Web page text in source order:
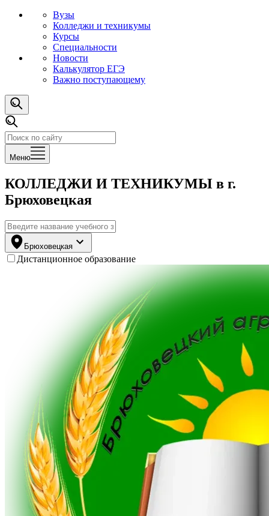
Вузы
Колледжи и техникумы
Курсы
Специальности
Новости
Калькулятор ЕГЭ
Важно поступающему
Меню
КОЛЛЕДЖИ И ТЕХНИКУМЫ в г.
Брюховецкая
Брюховецкая
Дистанционное образование